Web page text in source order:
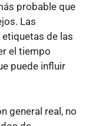
probable que
Las
de las
el tiempo
puede influir
general real, no